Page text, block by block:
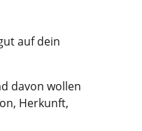
auf dein
davon wollen
Herkunft,